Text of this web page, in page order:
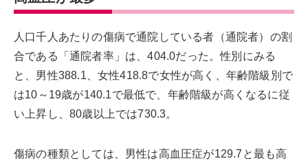
人口千人あたりの傷病で通院している者（通院者）の割
合である「通院者率」は、404.0だった。性別にみる
と、男性388.1、女性418.8で女性が高く、年齢階級別で
は10～19歳が140.1で最低で、年齢階級が高くなるに従
い上昇し、80歳以上では730.3。
傷病の種類としては、男性は高血圧症が129.7と最も高